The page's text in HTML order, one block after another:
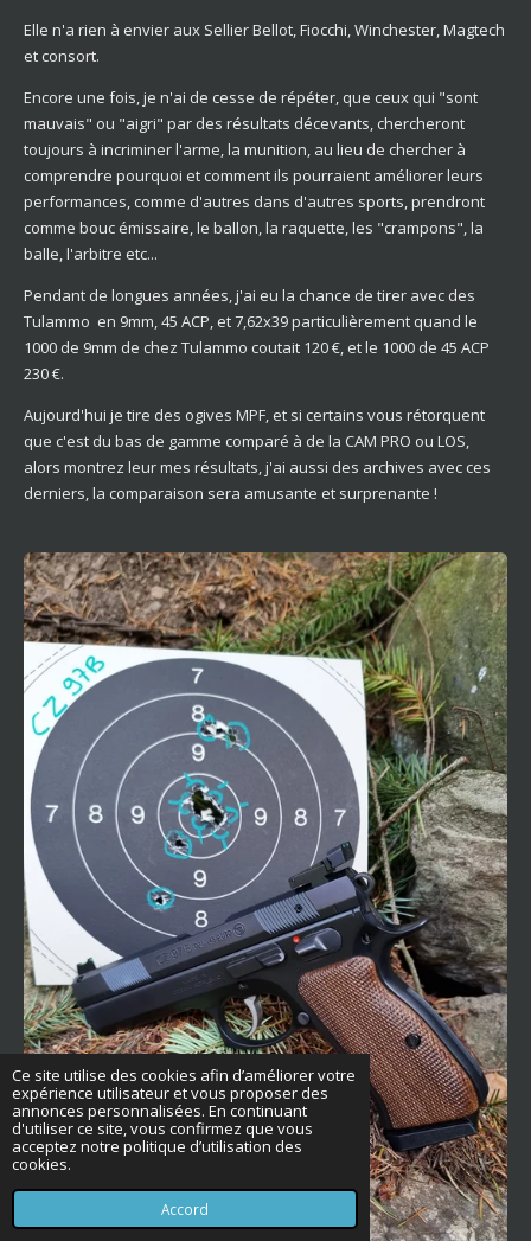
Ce site utilise des cookies afin d’améliorer votre
expérience utilisateur et vous proposer des
annonces personnalisées. En continuant
d'utiliser ce site, vous confirmez que vous
acceptez notre politique d’utilisation des
cookies.
Accord
Elle n'a rien à envier aux Sellier Bellot, Fiocchi, Winchester, Magtech
et consort.
Encore une fois, je n'ai de cesse de répéter, que ceux qui "sont
mauvais" ou "aigri" par des résultats décevants, chercheront
toujours à incriminer l'arme, la munition, au lieu de chercher à
comprendre pourquoi et comment ils pourraient améliorer leurs
performances, comme d'autres dans d'autres sports, prendront
comme bouc émissaire, le ballon, la raquette, les "crampons", la
balle, l'arbitre etc...
Pendant de longues années, j'ai eu la chance de tirer avec des
Tulammo en 9mm, 45 ACP, et 7,62x39 particulièrement quand le
1000 de 9mm de chez Tulammo coutait 120 €, et le 1000 de 45 ACP
230 €.
Aujourd'hui je tire des ogives MPF, et si certains vous rétorquent
que c'est du bas de gamme comparé à de la CAM PRO ou LOS,
alors montrez leur mes résultats, j'ai aussi des archives avec ces
derniers, la comparaison sera amusante et surprenante !